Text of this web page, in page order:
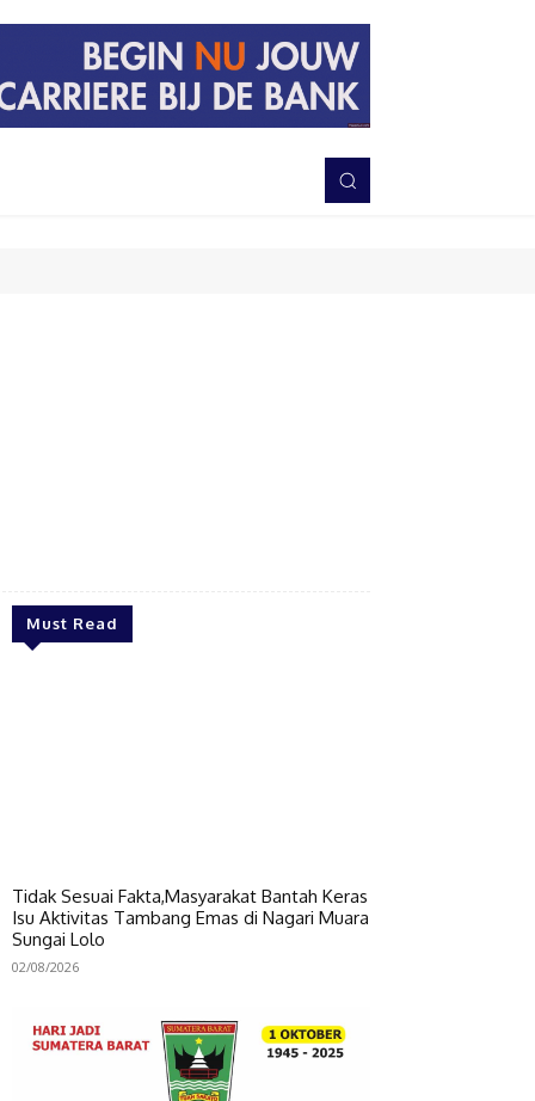
TNI-POLRI
Must Read
Tidak Sesuai Fakta,Masyarakat Bantah Keras
Isu Aktivitas Tambang Emas di Nagari Muara
Sungai Lolo
02/08/2026